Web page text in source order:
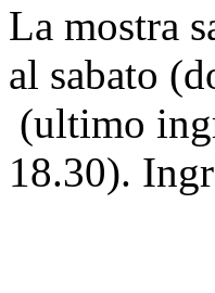
La mostra
al sabato
(ultimo
18.30).